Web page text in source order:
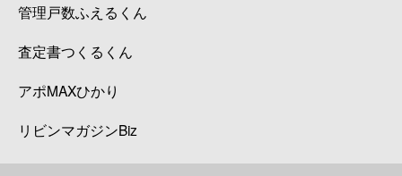
管理戸数ふえるくん
査定書つくるくん
アポMAXひかり
リビンマガジンBiz